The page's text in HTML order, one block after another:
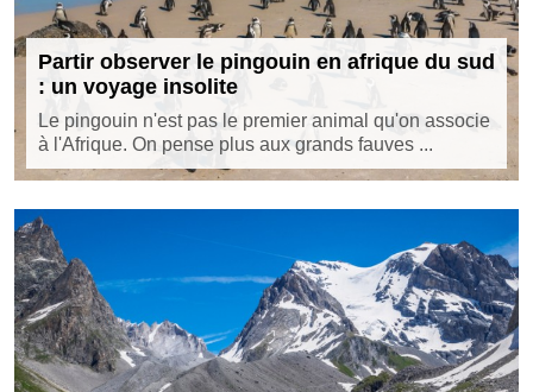
Partir observer le pingouin en afrique du sud
: un voyage insolite
Le pingouin n'est pas le premier animal qu'on associe
à l'Afrique. On pense plus aux grands fauves ...